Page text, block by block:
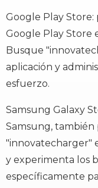
Google Play Store:
Google Play Store
Busque
aplicación y
esfuerzo.
Samsung Galaxy
Samsung,
"innovatecharger"
y experimenta los
específicamente